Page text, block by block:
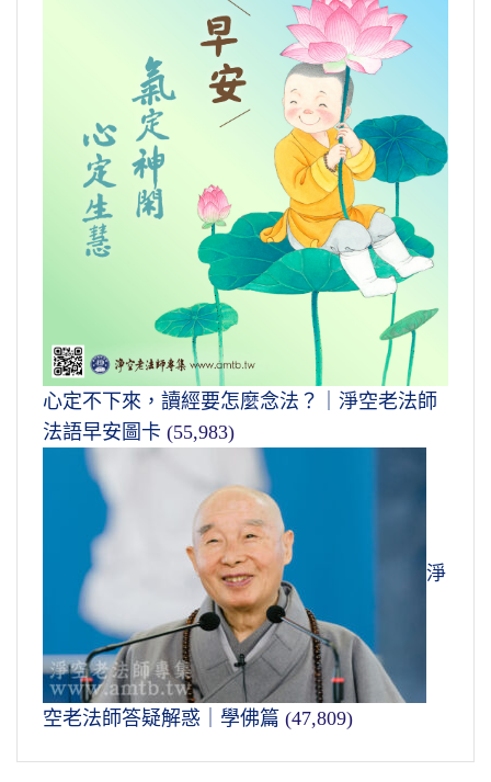
心定不下來，讀經要怎麼念法？｜淨空老法師
法語早安圖卡 (55,983)
淨
空老法師答疑解惑｜學佛篇 (47,809)